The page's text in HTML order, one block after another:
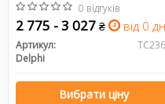
0 відгуків
2 775 - 3 027 ₴ від 0 дн.
Артикул:
Delphi
Вибрати ціну